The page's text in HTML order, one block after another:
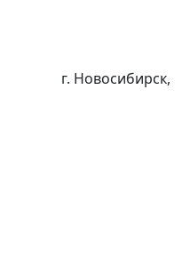
г. Новосибирск,